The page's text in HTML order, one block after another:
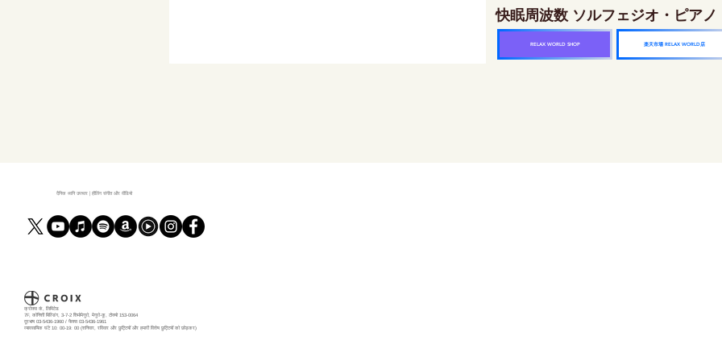
快眠周波数 ソルフェジオ・ピア
RELAX WORLD SHOP 楽天市場 RELAX WORLD店
दैनिक ध्वनि उपचार | हीलिंग संगीत और वीडियो
क्रोक्स कं, लिमिटेड
7F, कोनिशी बिल्डिंग, 3-7-2 शिमोमेगुरो, मेगुरो-कू, टोक्यो 153-0064
दूरभाष 03-5436-1960 / फैक्स 03-5436-1961
व्यावसायिक घंटे 10: 00-19: 00 (शनिवार, रविवार और छुट्टियों और हमारी विशेष छुट्टियों को छोड़कर)